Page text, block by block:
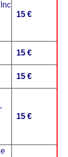
15 €
15 €
15 €
15 €